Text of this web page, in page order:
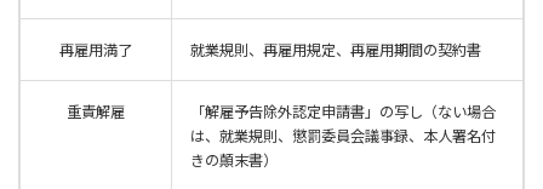
再雇用満了 就業規則、再雇用規定、再雇用期間の契約書
重責解雇
「解雇予告除外認定申請書」の写し（ない場合
は、就業規則、懲罰委員会議事録、本人署名付
きの顛末書）